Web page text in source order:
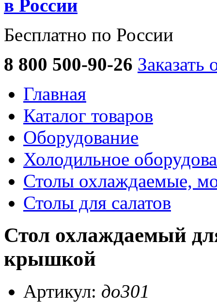
в России
Бесплатно по России
8 800 500-90-26 Заказать
Главная
Каталог товаров
Оборудование
Холодильное
Столы охлаждаемые,
Столы для салатов
Стол охлаждаемый
крышкой
Артикул: до301